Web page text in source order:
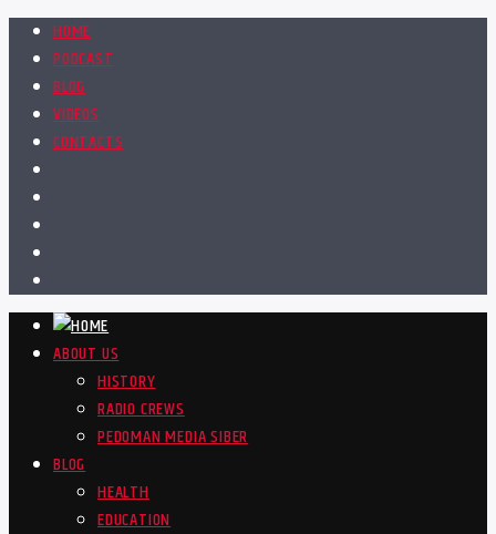
HOME
PODCAST
BLOG
VIDEOS
CONTACTS
ABOUT US
HISTORY
RADIO CREWS
PEDOMAN MEDIA SIBER
BLOG
HEALTH
EDUCATION